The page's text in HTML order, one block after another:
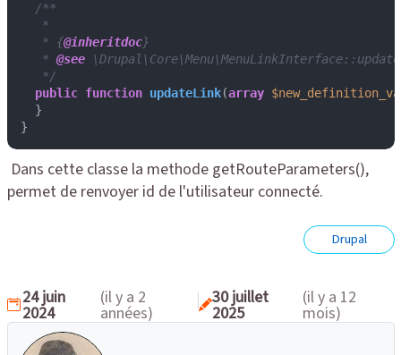
/**
   *
   * {
@inheritdoc}
   *
@see
   */
public function updateLink(array
  }
}
Dans cette classe la methode getRouteParameters(),
permet de renvoyer id de l'utilisateur connecté.
Drupal
24 juin
2024
(il y a 2
années)
30 juillet
2025
(il y a 12
mois)